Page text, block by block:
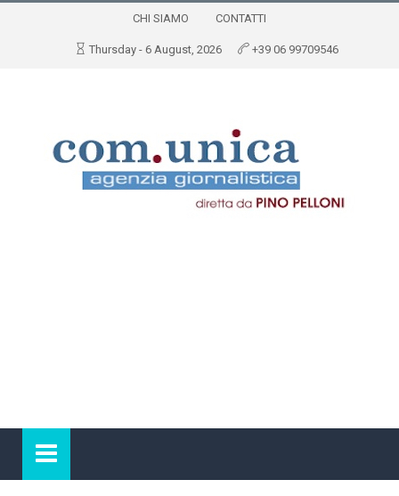
CHI SIAMO CONTATTI
Thursday - 6 August, 2026 +39 06 99709546